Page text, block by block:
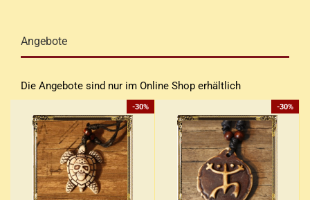
Angebote
Die Angebote sind nur im Online Shop erhältlich
-30% -30%